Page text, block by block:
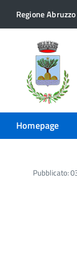
Regione Abruzzo
Homepage
Pubblicato: